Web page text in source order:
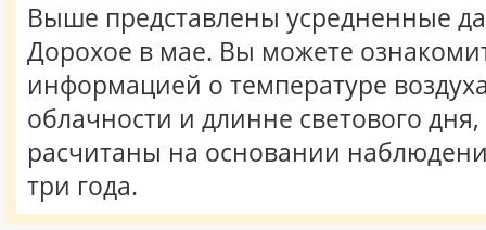
Выше представлены усредненные
Дорохое в мае. Вы можете
информацией о температуре
облачности и длинне светового
расчитаны на основании
три года.